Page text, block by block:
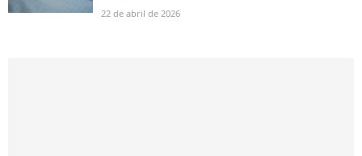
22 de abril de 2026